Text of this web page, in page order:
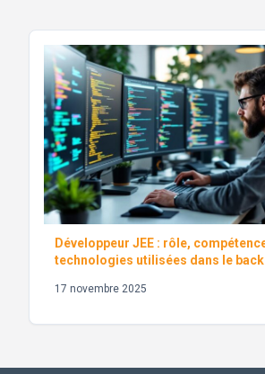
Développeur JEE : rôle,
technologies utilisées dans le
17 novembre 2025